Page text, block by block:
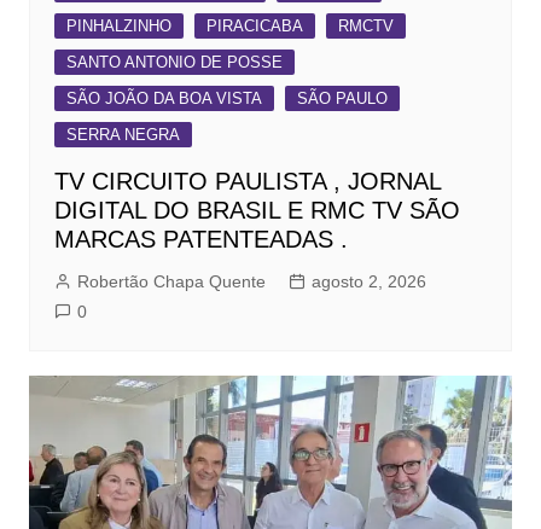
PINHALZINHO
PIRACICABA
RMCTV
SANTO ANTONIO DE POSSE
SÃO JOÃO DA BOA VISTA
SÃO PAULO
SERRA NEGRA
TV CIRCUITO PAULISTA , JORNAL
DIGITAL DO BRASIL E RMC TV SÃO
MARCAS PATENTEADAS .
Robertão Chapa Quente
agosto 2, 2026
0